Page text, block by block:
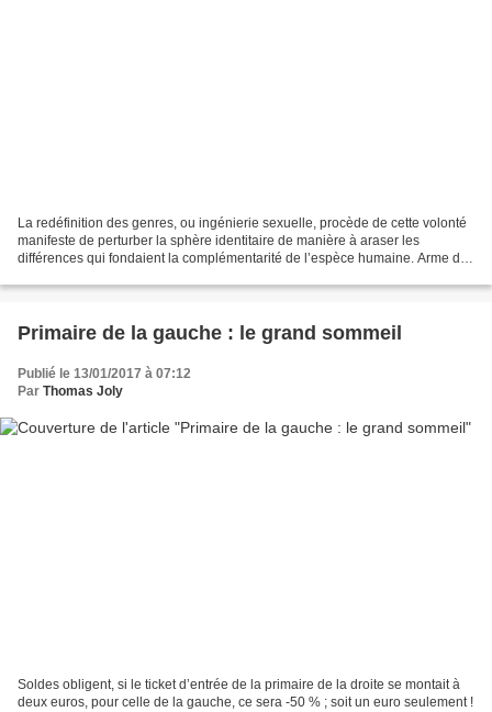
La redéfinition des genres, ou ingénierie sexuelle, procède de cette volonté
manifeste de perturber la sphère identitaire de manière à araser les
différences qui fondaient la complémentarité de l’espèce humaine. Arme de
Primaire de la gauche : le grand sommeil
Publié le 13/01/2017 à 07:12
Par Thomas Joly
Soldes obligent, si le ticket d’entrée de la primaire de la droite se montait à
deux euros, pour celle de la gauche, ce sera -50 % ; soit un euro seulement !